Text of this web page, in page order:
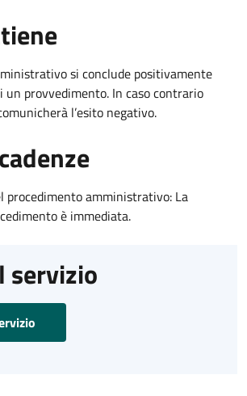
si conclude positivamente
un provvedimento. In caso contrario
l’esito negativo.
procedimento amministrativo: La
è immediata.
servizio